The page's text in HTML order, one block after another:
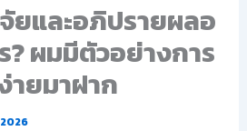
ยและอภิปรายผลอ
? ผมมีตัวอย่างการ
ายมาฝาก